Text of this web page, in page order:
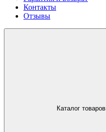
Контакты
Отзывы
Каталог товаров